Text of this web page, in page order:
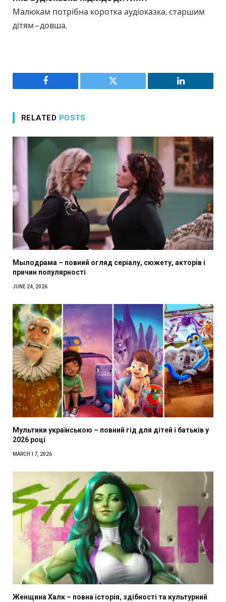
Малюкам потрібна коротка аудіоказка, старшим
дітям – довша.
Facebook Twitter LinkedIn
RELATED POSTS
Мылодрама – повний огляд серіалу, сюжету, акторів і
причин популярності
JUNE 24, 2026
Мультики українською – повний гід для дітей і батьків у
2026 році
MARCH 17, 2026
Женщина Халк – повна історія, здібності та культурний